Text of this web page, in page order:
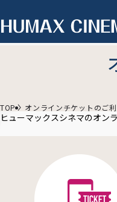
TOP オンラインチケットのご
ヒューマックスシネマのオン